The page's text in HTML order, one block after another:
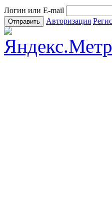
Логин или E-mail
Авторизация